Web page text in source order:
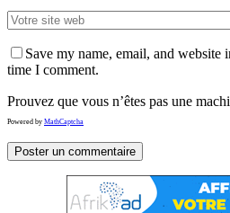
Save my name, email, and website
time I comment.
Prouvez que vous n’êtes pas une
Powered by MathCaptcha